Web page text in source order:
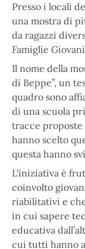
Presso i locali
una mostra di
da ragazzi
Famiglie
Il nome della
di Beppe”, un
quadro sono
di una scuola
tracce
hanno scelto
questa hanno
L'iniziativa è
coinvolto
riabilitativi e
in cui sapere
educativa
cui tutti hanno